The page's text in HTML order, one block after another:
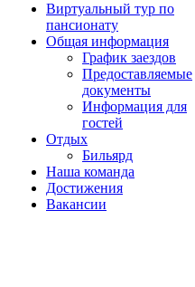
Виртуальный тур по
пансионату
Общая информация
График заездов
Предоставляемые
документы
Информация для
гостей
Отдых
Бильярд
Наша команда
Достижения
Вакансии